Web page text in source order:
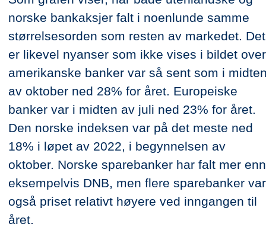
norske bankaksjer falt i noenlunde samme
størrelsesorden som resten av markedet. Det
er likevel nyanser som ikke vises i bildet
amerikanske banker var så sent som i
av oktober ned 28% for året. Europeiske
banker var i midten av juli ned 23% for året.
Den norske indeksen var på det meste ned
18% i løpet av 2022, i begynnelsen av
oktober. Norske sparebanker har falt mer enn
eksempelvis DNB, men flere sparebanker var
også priset relativt høyere ved inngangen til
året.